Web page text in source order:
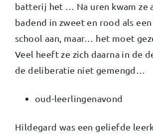
batterij het … Na uren kwam ze
badend in zweet en rood als
school aan, maar… het moet
Veel heeft ze zich daarna in de
de deliberatie niet gemengd…
oud-leerlingenavond
Hildegard was een geliefde